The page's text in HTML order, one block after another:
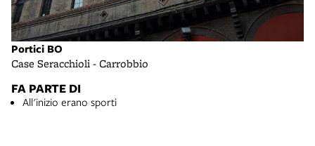
Portici BO
Case Seracchioli - Carrobbio
FA PARTE DI
All'inizio erano sporti